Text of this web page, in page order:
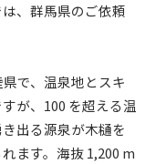
、群馬県のご依頼
で、温泉地とスキ
が、100 を超える温
出る源泉が木樋を
ます。海抜 1,200 m